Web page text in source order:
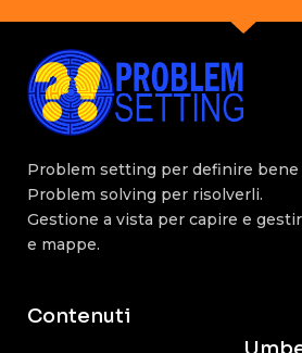
Problem setting per definire bene
Problem solving per risolverli.
Gestione a vista per capire e
e mappe.
Contenuti